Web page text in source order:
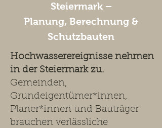
Steiermark –
Planung, Berechnung &
Schutzbauten
Hochwasserereignisse nehmen
in der Steiermark zu.
Gemeinden,
Grundeigentümer*innen,
Planer*innen und Bauträger
brauchen verlässliche